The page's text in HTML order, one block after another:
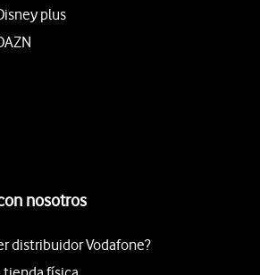
plus
nosotros
distribuidor Vodafone?